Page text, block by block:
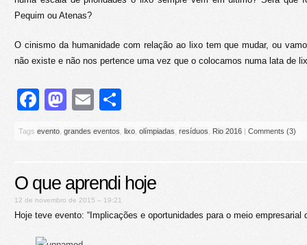
Pequim ou Atenas?
O cinismo da humanidade com relação ao lixo tem que mudar, ou
não existe e não nos pertence uma vez que o colocamos numa lata de
Facebook
Mastodon
Email
Tags evento grandes eventos lixo olímpiadas resíduos Rio 2016 | Comments (3)
O que aprendi hoje
12 de novembro de 2015 – 19:21
Hoje teve evento: “Implicações e oportunidades para o meio empresarial